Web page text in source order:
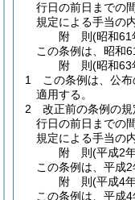
行日の前日までの
規定による手当の
附 則(昭和61
この条例は、昭和
附 則(昭和63
1
この条例は、公
適用する。
2
改正前の条例の
行日の前日までの
規定による手当の
附 則(平成2
この条例は、平成2
附 則(平成4
この条例は、平成4